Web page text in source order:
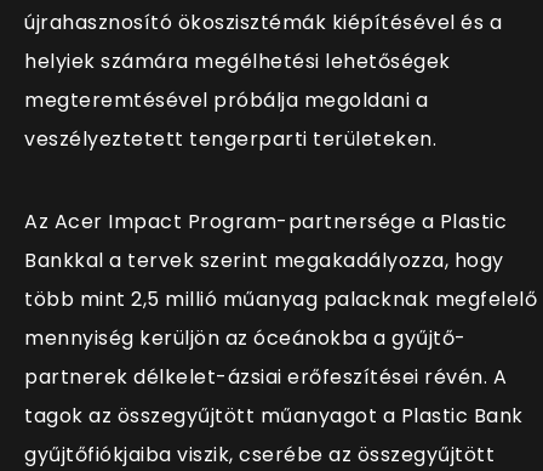
újrahasznosító ökoszisztémák kiépítésével és a
helyiek számára megélhetési lehetőségek
megteremtésével próbálja megoldani a
veszélyeztetett tengerparti területeken.
Az Acer Impact Program-partnersége a Plastic
Bankkal a tervek szerint megakadályozza, hogy
több mint 2,5 millió műanyag palacknak megfelelő
mennyiség kerüljön az óceánokba a gyűjtő-
partnerek délkelet-ázsiai erőfeszítései révén. A
tagok az összegyűjtött műanyagot a Plastic Bank
gyűjtőfiókjaiba viszik, cserébe az összegyűjtött